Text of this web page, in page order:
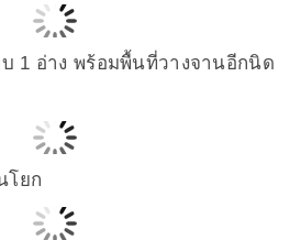
1 อ่าง พร้อมพื้นที่วางจานอีกนิด
โยก